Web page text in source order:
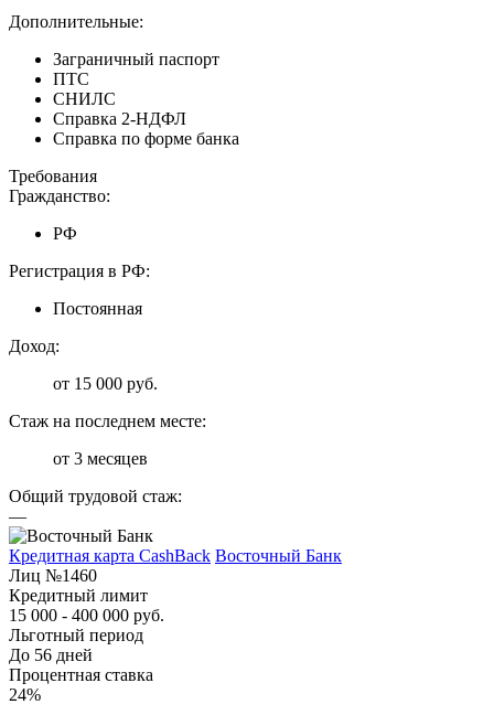
Дополнительные:
Заграничный паспорт
ПТС
СНИЛС
Справка 2-НДФЛ
Справка по форме банка
Требования
Гражданство:
РФ
Регистрация в РФ:
Постоянная
Доход:
от 15 000 руб.
Стаж на последнем месте:
от 3 месяцев
Общий трудовой стаж:
—
Кредитная карта CashBack Восточный Банк
Лиц №1460
Кредитный лимит
15 000 - 400 000 руб.
Льготный период
До 56 дней
Процентная ставка
24%